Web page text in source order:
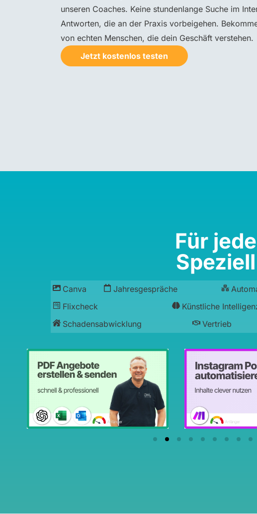
unseren Coaches. Keine stundenlange Suche im
Antworten, die an der Praxis vorbeigehen.
von echten Menschen, die dein Geschäft verstehen.
Jetzt kostenlos testen
Für
Canva Jahresgespräche
Flixcheck
Künstliche
Schadensabwicklung
Vertrieb